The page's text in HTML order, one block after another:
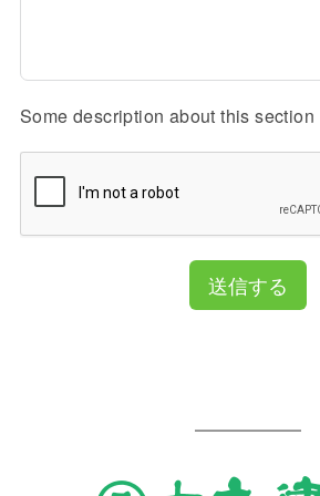
Some description about this section
送信する